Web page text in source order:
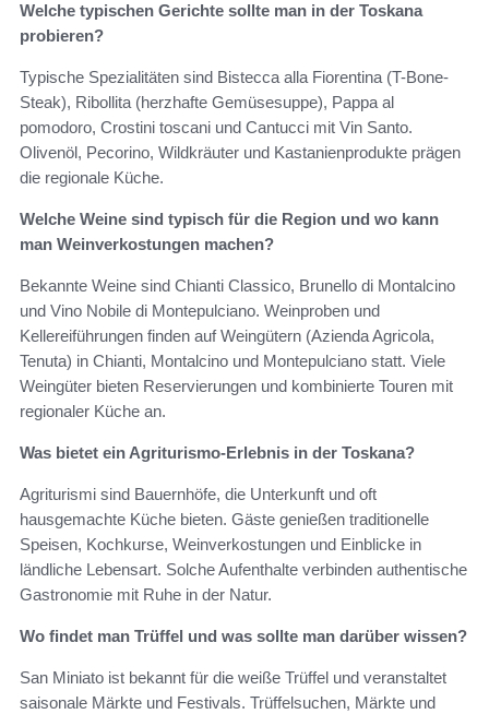
Welche typischen Gerichte sollte man in der Toskana
probieren?
Typische Spezialitäten sind Bistecca alla Fiorentina (T-Bone-
Steak), Ribollita (herzhafte Gemüsesuppe), Pappa al
pomodoro, Crostini toscani und Cantucci mit Vin Santo.
Olivenöl, Pecorino, Wildkräuter und Kastanienprodukte prägen
die regionale Küche.
Welche Weine sind typisch für die Region und wo kann
man Weinverkostungen machen?
Bekannte Weine sind Chianti Classico, Brunello di Montalcino
und Vino Nobile di Montepulciano. Weinproben und
Kellereiführungen finden auf Weingütern (Azienda Agricola,
Tenuta) in Chianti, Montalcino und Montepulciano statt. Viele
Weingüter bieten Reservierungen und kombinierte Touren mit
regionaler Küche an.
Was bietet ein Agriturismo-Erlebnis in der Toskana?
Agriturismi sind Bauernhöfe, die Unterkunft und oft
hausgemachte Küche bieten. Gäste genießen traditionelle
Speisen, Kochkurse, Weinverkostungen und Einblicke in
ländliche Lebensart. Solche Aufenthalte verbinden authentische
Gastronomie mit Ruhe in der Natur.
Wo findet man Trüffel und was sollte man darüber wissen?
San Miniato ist bekannt für die weiße Trüffel und veranstaltet
saisonale Märkte und Festivals. Trüffelsuchen, Märkte und